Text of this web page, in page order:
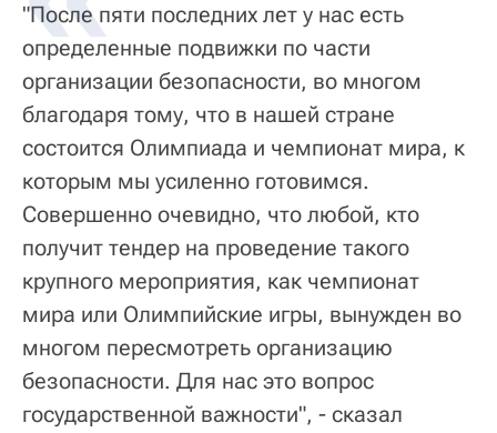
"После пяти последних лет у нас есть
определенные подвижки по части
организации безопасности, во многом
благодаря тому, что в нашей стране
состоится Олимпиада и чемпионат мира, к
которым мы усиленно готовимся.
Совершенно очевидно, что любой, кто
получит тендер на проведение такого
крупного мероприятия, как чемпионат
мира или Олимпийские игры, вынужден во
многом пересмотреть организацию
безопасности. Для нас это вопрос
государственной важности", - сказал